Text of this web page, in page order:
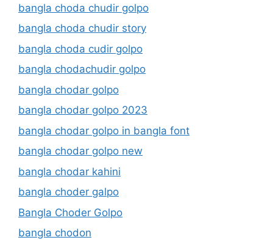
bangla choda chudir golpo
bangla choda chudir story
bangla choda cudir golpo
bangla chodachudir golpo
bangla chodar golpo
bangla chodar golpo 2023
bangla chodar golpo in bangla font
bangla chodar golpo new
bangla chodar kahini
bangla choder galpo
Bangla Choder Golpo
bangla chodon